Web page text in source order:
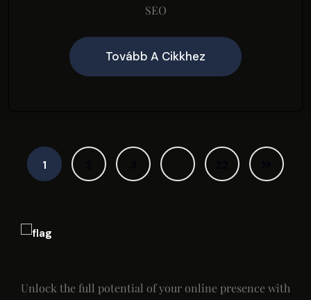
SEO
Tovább A Cikkhez
1
Unlock the full potential of your online presence with